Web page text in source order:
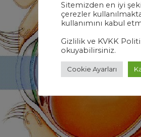
Sitemizden en iyi
çerezler
kullanımını kabul
Gizlilik ve KVKK
okuyabilirsiniz.
Cookie Ayarları